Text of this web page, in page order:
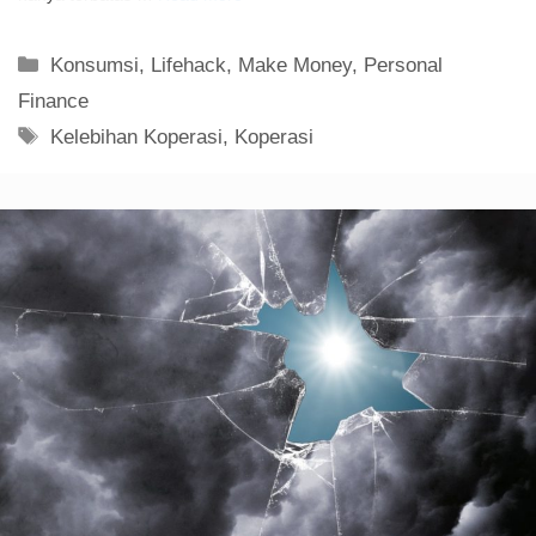
Mei 1, 2018 oleh Team Muamala